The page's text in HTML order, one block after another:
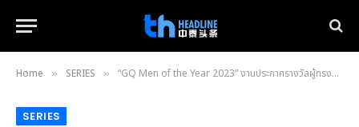
Home » SERIES » “GQ Men of the Year 2023” งานประกาศรางวัลผู้ทรงอิทธิพลแห่งปีจากนิตยสาร GQ Thailand พร้อมชมไฮไลต์ลุคเดินพรมแดงสุดปังของเหล่าดาราและศิลปิน
SERIES